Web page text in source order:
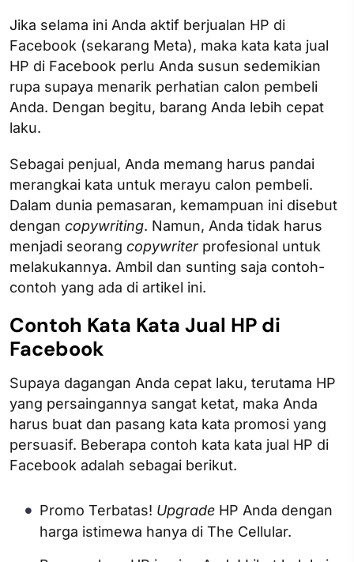
Jika selama ini Anda aktif berjualan HP di
Facebook (sekarang Meta), maka kata kata jual
HP di Facebook perlu Anda susun sedemikian
rupa supaya menarik perhatian calon pembeli
Anda. Dengan begitu, barang Anda lebih cepat
laku.
Sebagai penjual, Anda memang harus pandai
merangkai kata untuk merayu calon pembeli.
Dalam dunia pemasaran, kemampuan ini disebut
dengan copywriting. Namun, Anda tidak harus
menjadi seorang copywriterprofesional untuk
melakukannya. Ambil dan sunting saja contoh-
contoh yang ada di artikel ini.
Contoh Kata Kata Jual HP di
Facebook
Supaya dagangan Anda cepat laku, terutama HP
yang persaingannya sangat ketat, maka Anda
harus buat dan pasang kata kata promosi yang
persuasif. Beberapa contoh kata kata jual HP di
Facebook adalah sebagai berikut.
Promo Terbatas! Upgrade HP Anda dengan
harga istimewa hanya di The Cellular.